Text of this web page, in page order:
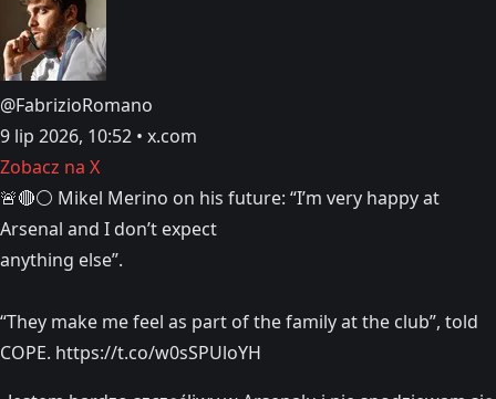
@FabrizioRomano
9 lip 2026, 10:52 • x.com
Zobacz na X
🚨🔴⚪️ Mikel Merino on his future: “I’m very happy at
Arsenal and I don’t expect
anything else”.
“They make me feel as part of the family at the club”, told
COPE. https://t.co/w0sSPUloYH